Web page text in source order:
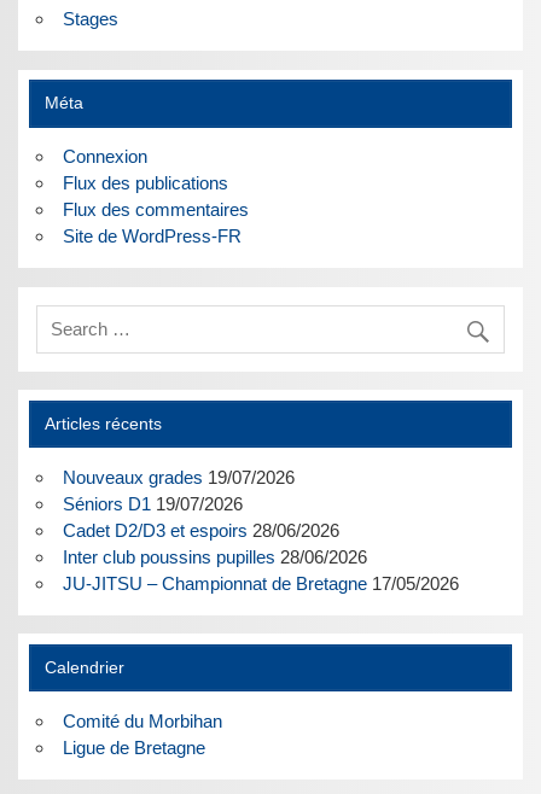
Stages
Méta
Connexion
Flux des publications
Flux des commentaires
Site de WordPress-FR
Articles récents
Nouveaux grades 19/07/2026
Séniors D1 19/07/2026
Cadet D2/D3 et espoirs 28/06/2026
Inter club poussins pupilles 28/06/2026
JU-JITSU – Championnat de Bretagne 17/05/2026
Calendrier
Comité du Morbihan
Ligue de Bretagne